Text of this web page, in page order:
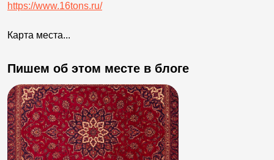
https://www.16tons.ru/
Карта места...
Пишем об этом месте в блоге